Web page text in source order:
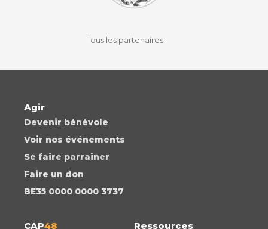
Tous les partenaires
Agir
Devenir bénévole
Voir nos événements
Se faire parrainer
Faire un don
BE35 0000 0000 3737
CAP48 Ressources